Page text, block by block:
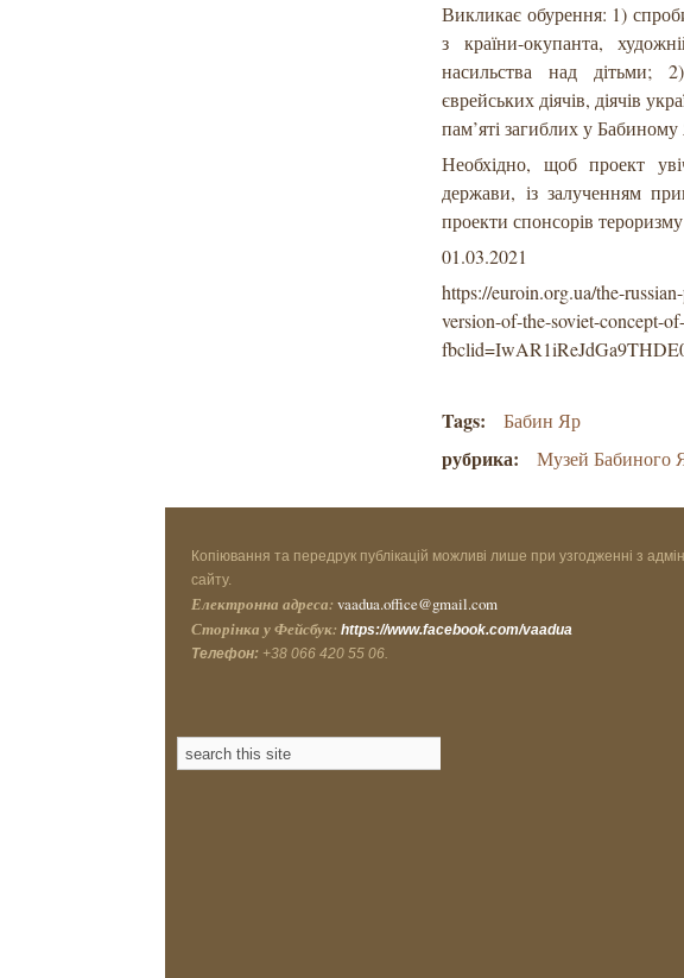
Викликає обурення: 1)
з країни-окупанта,
насильства над дітьми;
єврейських діячів, діячів
пам’яті загиблих у
Необхідно, щоб проект
держави, із залученням
проекти спонсорів тероризму
01.03.2021
https://euroin.org.ua/the-
version-of-the-soviet-concept-
Tags: Бабин Яр
рубрика: Музей Бабиного
Копіювання та передрук публікацій можливі лише при узгодженні з
сайту.
Електронна адреса: vaadua.office@gmail.com
Сторінка у Фейсбук: https://www.facebook.com/vaadua
Телефон: +38 066 420 55 06.